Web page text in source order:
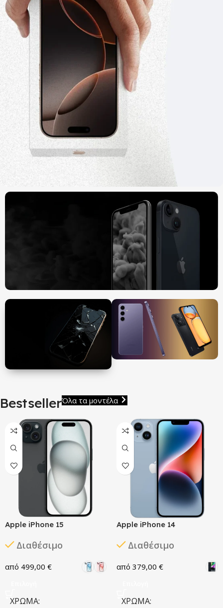
Μεταχειρισμένα iPhone
Επισκευάζουμε όλες
τις συσκευές
Περισσότερα
Smartphone
BestsellerΌλα τα μοντέλα
Apple iPhone 15
Διαθέσιμο
499,00 €
ΧΡΏΜΑ
Apple iPhone 14
Διαθέσιμο
379,00 €
ΧΡΏΜΑ